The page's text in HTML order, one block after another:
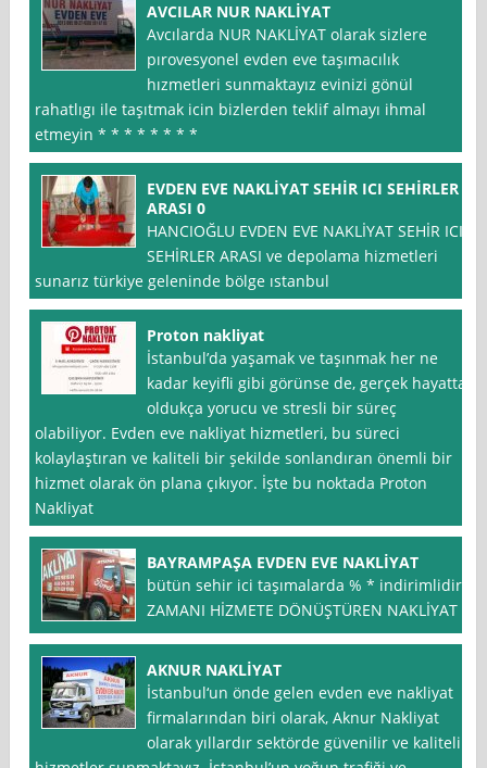
AVCILAR NUR NAKLİYAT
Avcılarda NUR NAKLİYAT olarak sizlere
pırovesyonel evden eve taşımacılık
hızmetleri sunmaktayız evinizi gönül
rahatlıgı ile taşıtmak icin bizlerden teklif almayı ihmal
etmeyin * * * * * * * *
EVDEN EVE NAKLİYAT SEHİR ICI SEHİRLER
ARASI 0
HANCIOĞLU EVDEN EVE NAKLİYAT SEHİR ICI
SEHİRLER ARASI ve depolama hizmetleri
sunarız türkiye geleninde bölge ıstanbul
Proton nakliyat
İstanbul’da yaşamak ve taşınmak her ne
kadar keyifli gibi görünse de, gerçek hayatta
oldukça yorucu ve stresli bir süreç
olabiliyor. Evden eve nakliyat hizmetleri, bu süreci
kolaylaştıran ve kaliteli bir şekilde sonlandıran önemli bir
hizmet olarak ön plana çıkıyor. İşte bu noktada Proton
Nakliyat
BAYRAMPAŞA EVDEN EVE NAKLİYAT
bütün sehir ici taşımalarda % * indirimlidir.
ZAMANI HİZMETE DÖNÜŞTÜREN NAKLİYAT
AKNUR NAKLİYAT
İstanbul‘un önde gelen evden eve nakliyat
firmalarından biri olarak, Aknur Nakliyat
olarak yıllardır sektörde güvenilir ve kaliteli